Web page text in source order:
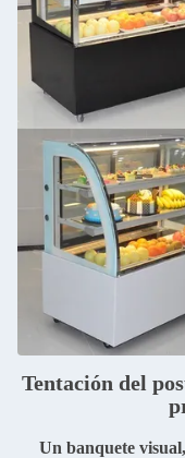
Tentación del
Un banquete